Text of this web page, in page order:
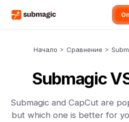
Начало > Сравнение >
Submagic
Submagic and CapCut are
but which one is better for